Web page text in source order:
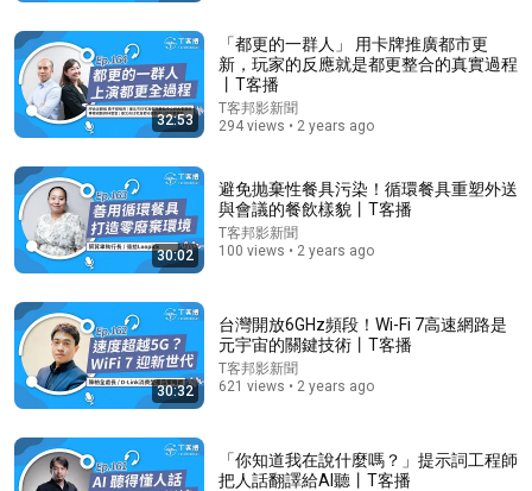
New 439K views
19:37
ChatGPT Work Complete Guide | Goal Mode/Planning
Mode + Interactive Sites! Bulk Business Card Arc...
Auto-dubbed
14K views
32:53
「都更的一群人」 用卡牌推廣都市更
新，玩家的反應就是都更整合的真實過程
丨T客播
T客邦影新聞
294 views • 2 years ago
30:02
避免抛棄性餐具污染！循環餐具重塑外送
與會議的餐飲樣貌丨T客播
T客邦影新聞
100 views • 2 years ago
30:32
台灣開放6GHz頻段！Wi-Fi 7高速網路是
元宇宙的關鍵技術丨T客播
T客邦影新聞
621 views • 2 years ago
「你知道我在說什麼嗎？」提示詞工程師
把人話翻譯給AI聽丨T客播